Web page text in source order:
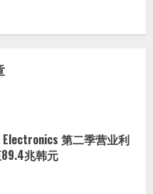
Electronics 第二季营业利
兆韩元